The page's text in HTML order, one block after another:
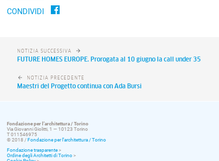
CONDIVIDI
NOTIZIA SUCCESSIVA
FUTURE HOMES EUROPE. Prorogata al 10 giugno la call under 35
NOTIZIA PRECEDENTE
Maestri del Progetto continua con Ada Bursi
Fondazione per l’architettura / Torino
Via Giovanni Giolitti, 1 — 10123 Torino
T 011546975
© 2018 / Fondazione per l’architettura / Torino
Fondazione trasparente>
Ordine degli Architetti di Torino>